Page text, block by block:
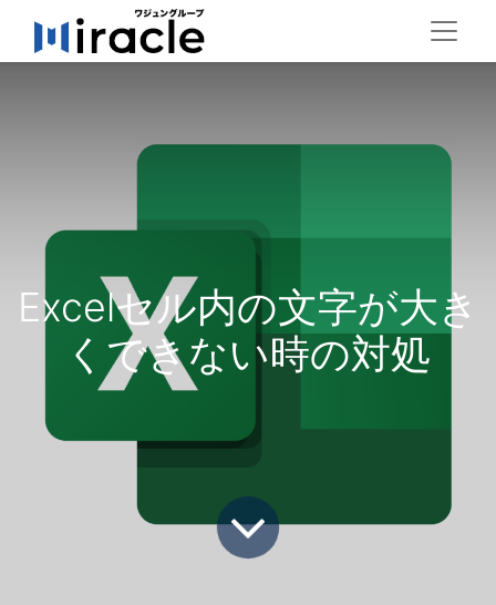
Excelセル内の文字が大き
くできない時の対処